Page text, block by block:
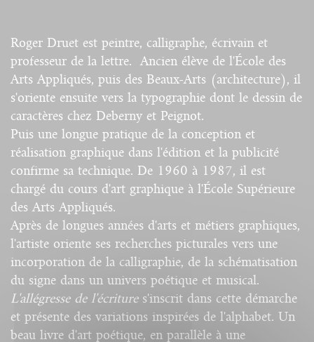
Roger Druet est peintre, calligraphe, écrivain et
professeur de la lettre. Ancien élève de l'École des
Arts Appliqués, puis des Beaux-Arts (architecture), il
s'oriente ensuite vers la typographie dont le dessin de
caractères chez Deberny et Peignot.
Puis une longue pratique de la conception et
réalisation graphique dans l'édition et la publicité
confirme sa technique. De 1960 à 1987, il est
chargé du cours d'art graphique à l'École Supérieure
des Arts Appliqués.
Après de longues années d'arts et métiers graphiques,
l'artiste oriente ses recherches picturales vers une
incorporation de la calligraphie, de la schématisation
du signe dans un univers poétique et musical.
L'allégresse de l'écritures'inscrit dans cette démarche
et présente des variations inspirées de l'alphabet. Un
beau livre d'art poétique, en parallèle à une